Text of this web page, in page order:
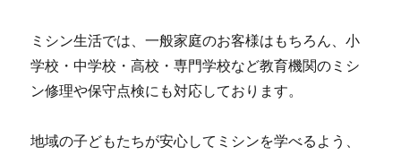
「ミ
シ
ン
生
に
ミシン生活では、一般家庭のお客様はもちろん、小
学校・中学校・高校・専門学校など教育機関のミシ
ン修理や保守点検にも対応しております。
地域の子どもたちが安心してミシンを学べるよう、